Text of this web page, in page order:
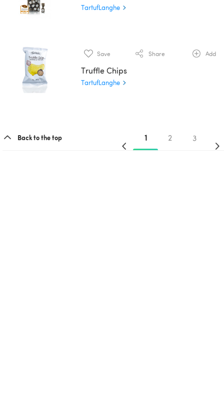
TartufLanghe
Save Share Add
Truffle Chips
TartufLanghe
Back to the top 1 2 3